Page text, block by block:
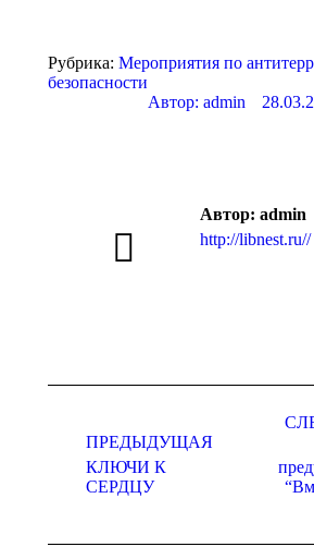
Рубрика: Мероприятия по
безопасности
Автор: admin
Автор: admin
http://libnest.ru//
записям
ПРЕДЫДУЩАЯ
Предыдущая
запись:
КЛЮЧИ К
СЕРДЦУ